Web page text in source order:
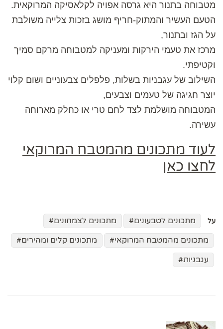
מטבוחה בתנור היא גרסה אפויה לקלאסיקה המרוקאית.
הטעם העשיר והמתוק-חריף מושג בזכות צלייה משולבת
על הגז ובתנור,
מרכז את טעמי הירקות ומעניקה למטבוחה מרקם סמיך
וקטיפתי.
השילוב של עגבניות בשלות, פלפלים צבעוניים ושום קלוי
יוצר חגיגה של טעמים וצבעים,
המטבוחה מושלמת לצד לחם טרי או כחלק מארוחה
עשירה.
לעוד מתכונים מהמטבח המרוקאי
לחצו כאן
על מתכונים לטבעונים
מתכונים לצמחונים
מתכונים מהמטבח המרוקאי
מתכונים קלים ומהירים
עגבניות
בפוסטים